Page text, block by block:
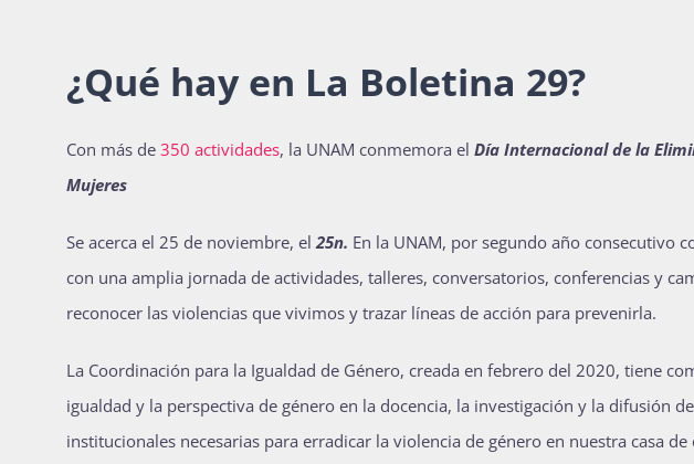
¿Qué hay en La Boletina 29?
Con más de 350 actividades, la UNAM conmemora el Día Internacional de la
Mujeres
Se acerca el 25 de noviembre, el25n. En la UNAM, por segundo año consecutivo
con una amplia jornada de actividades, talleres, conversatorios, conferencias y
reconocer las violencias que vivimos y trazar líneas de acción para prevenirla.
La Coordinación para la Igualdad de Género, creada en febrero del 2020, tiene
igualdad y la perspectiva de género en la docencia, la investigación y la difusión
institucionales necesarias para erradicar la violencia de género en nuestra casa